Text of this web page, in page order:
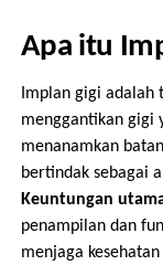
Apa itu
Implan gigi adalah
menggantikan gigi
menanamkan
bertindak sebagai
Keuntungan
penampilan dan
menjaga